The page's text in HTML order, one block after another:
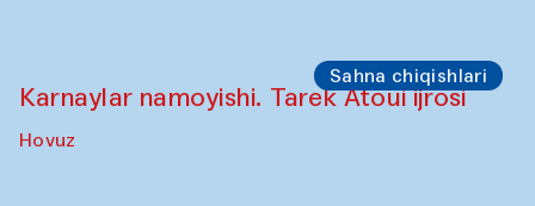
Sahna chiqishlari
Karnaylar namoyishi. Tarek Atoui ijrosi
Hovuz